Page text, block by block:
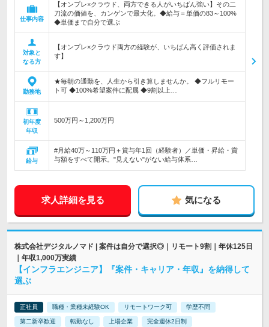
仕事内容
【オンプレ×クラウド、両方できる人がいちばん強い】その二
刀流の価値を、カンゲンで最大化。◆給与＝単価の83～100%
◆単価まで自分で選ぶ
対象と
なる方
【オンプレ×クラウド両方の経験が、いちばん高く評価されま
す】
勤務地
★毎朝の通勤を、人生から引き算しませんか。 ◆フルリモー
ト可 ◆100%希望案件に配属 ◆9割以上…
初年度
年収
500万円～1,200万円
給与
#月給40万～110万円＋賞与年1回（経験者）／単価・昇給・賞
与額をすべて開示。"見えない"がない給与体系…
求人詳細を見る 気になる
株式会社デジタルノマド | 案件は自分で選択◎｜リモート9割｜年休125日
｜年収1,000万実績
【インフラエンジニア】『案件・キャリア・年収』を納得して
選ぶ
正社員 職種・業種未経験OK リモートワーク可 学歴不問
第二新卒歓迎 転勤なし 上場企業 完全週休2日制